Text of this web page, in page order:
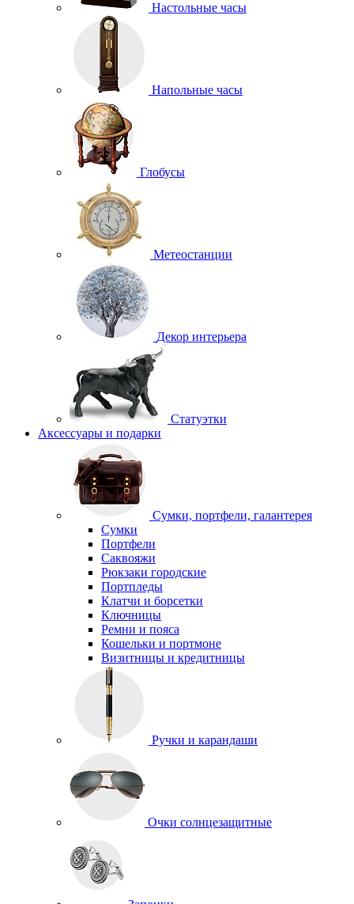
Настольные часы
Напольные часы
Глобусы
Метеостанции
Декор интерьера
Статуэтки
Аксессуары и подарки
Сумки, портфели, галантерея
Сумки
Портфели
Саквояжи
Рюкзаки городские
Портпледы
Клатчи и борсетки
Ключницы
Ремни и пояса
Кошельки и портмоне
Визитницы и кредитницы
Ручки и карандаши
Очки солнцезащитные